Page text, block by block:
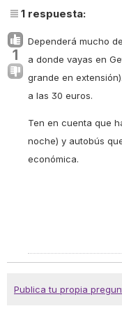
1 respuesta:
1
Dependerá mucho
a donde vayas en
grande en
a las 30 euros.
Ten en cuenta que
noche) y autobús
económica.
Publica tu propia